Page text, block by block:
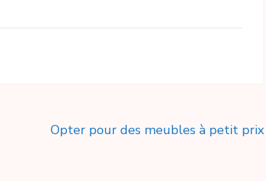
Opter pour des meubles à petit prix